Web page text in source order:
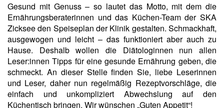
Gesund mit Genuss– so lautet das Motto, mit dem die
Ernährungsberaterinnen und das Küchen-Team der SKA
Zicksee den Speiseplan der Klinik gestalten. Schmackhaft,
ausgewogen und leicht – das funktioniert aber auch zu
Hause. Deshalb wollen die Diätologinnen nun allen
Leser:innen Tipps für eine gesunde Ernährung geben, die
schmeckt. An dieser Stelle finden Sie, liebe Leserinnen
und Leser, daher nun regelmäßig Rezeptvorschläge, die
einfach und unkompliziert Abwechslung auf den
Küchentisch bringen. Wir wünschen „Guten Appetit“!